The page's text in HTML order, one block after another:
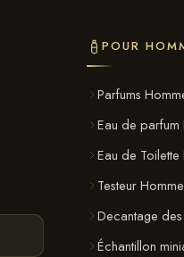
POUR
Parfums
Eau de parfum
Eau de Toilette
Testeur Homme
Decantage
Échantillon